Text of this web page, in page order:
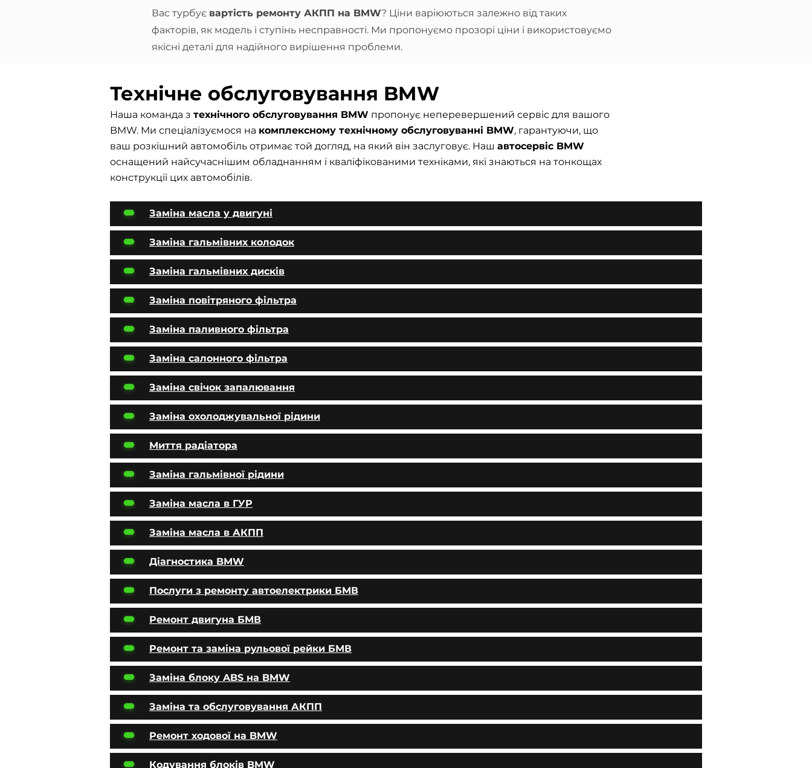
Вас турбує вартість ремонту АКПП на BMW? Ціни варіюються залежно від таких
факторів, як модель і ступінь несправності. Ми пропонуємо прозорі ціни і використовуємо
якісні деталі для надійного вирішення проблеми.
Технічне обслуговування BMW
Наша команда з технічного обслуговування BMW пропонує неперевершений сервіс для вашого
BMW. Ми спеціалізуємося на комплексному технічному обслуговуванні BMW, гарантуючи, що
ваш розкішний автомобіль отримає той догляд, на який він заслуговує. Наш автосервіс BMW
оснащений найсучаснішим обладнанням і кваліфікованими техніками, які знаються на тонкощах
конструкції цих автомобілів.
Заміна масла у двигуні
Заміна гальмівних колодок
Заміна гальмівних дисків
Заміна повітряного фільтра
Заміна паливного фільтра
Заміна салонного фільтра
Заміна свічок запалювання
Заміна охолоджувальної рідини
Миття радіатора
Заміна гальмівної рідини
Заміна масла в ГУР
Заміна масла в АКПП
Діагностика BMW
Послуги з ремонту автоелектрики БМВ
Ремонт двигуна БМВ
Ремонт та заміна рульової рейки БМВ
Заміна блоку ABS на BMW
Заміна та обслуговування АКПП
Ремонт ходової на BMW
Кодування блоків BMW